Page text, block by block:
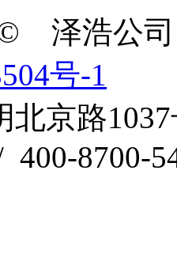
© 泽浩公
号-1
北京路
400-8700-